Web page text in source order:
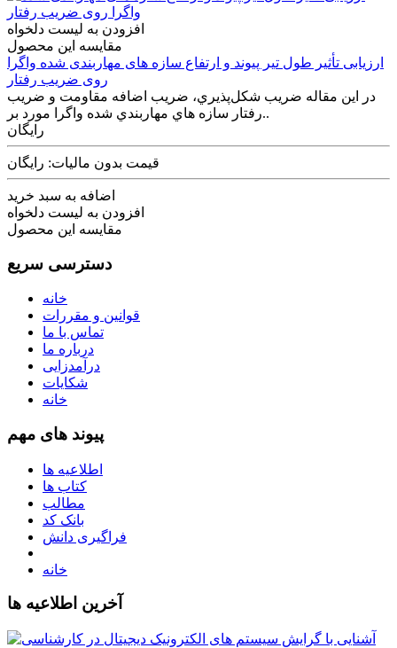
افزودن به لیست دلخواه
مقایسه این محصول
ارزيابی تأثیر طول تیر پيوند و ارتفاع سازه های مهاربندی شده واگرا
روی ضریب رفتار
در اين مقاله ضريب شكل‌پذيري، ضريب اضافه مقاومت و ضريب
رفتار سازه هاي مهاربندي شده واگرا مورد بر..
رایگان
قیمت بدون مالیات: رایگان
اضافه به سبد خرید
افزودن به لیست دلخواه
مقایسه این محصول
دسترسی سریع
خانه
قوانین و مقررات
تماس با ما
درباره ما
درآمدزایی
شکایات
خانه
پیوند های مهم
اطلاعیه ها
کتاب ها
مطالب
بانک کد
فراگیری دانش
خانه
آخرین اطلاعیه ها